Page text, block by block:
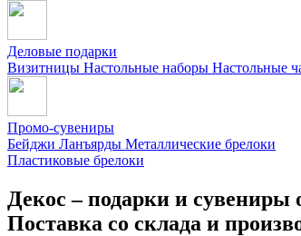
Деловые подарки
Визитницы Настольные наборы Настольные
Промо-сувениры
Бейджи Ланъярды Металлические брелоки
Пластиковые брелоки
Декос – подарки и сувениры
Поставка со склада и